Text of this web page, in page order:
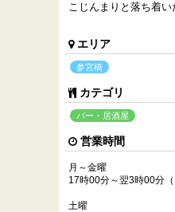
こじんまりと落ち着い
エリア
参宮橋
カテゴリ
バー・居酒屋
営業時間
月～金曜
17時00分～翌3時00分（
土曜